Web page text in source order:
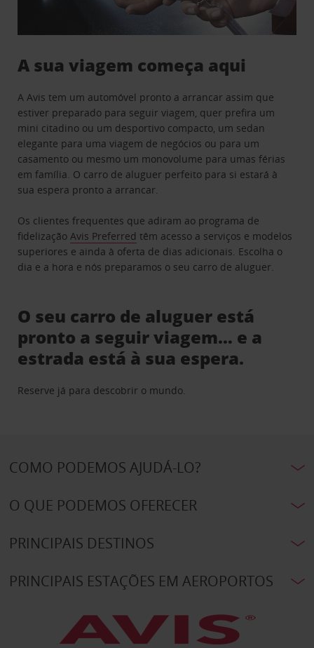
A sua viagem começa aqui
A Avis tem um automóvel pronto a arrancar assim que
estiver preparado para seguir viagem, quer prefira um
mini citadino ou um desportivo compacto, um sedan
elegante para uma viagem de negócios ou para um
casamento ou mesmo um monovolume para umas férias
em família. O carro de aluguer perfeito para si estará à
sua espera pronto a arrancar.
Os clientes frequentes que adiram ao programa de
fidelizaçãoAvis Preferred têm acesso a serviços e modelos
superiores e ainda à oferta de dias adicionais. Escolha o
dia e a hora e nós preparamos o seu carro de aluguer.
O seu carro de aluguer está
pronto a seguir viagem… e a
estrada está à sua espera.
Reserve já para descobrir o mundo.
COMO PODEMOS AJUDÁ-LO?
O QUE PODEMOS OFERECER
PRINCIPAIS DESTINOS
PRINCIPAIS ESTAÇÕES EM AEROPORTOS